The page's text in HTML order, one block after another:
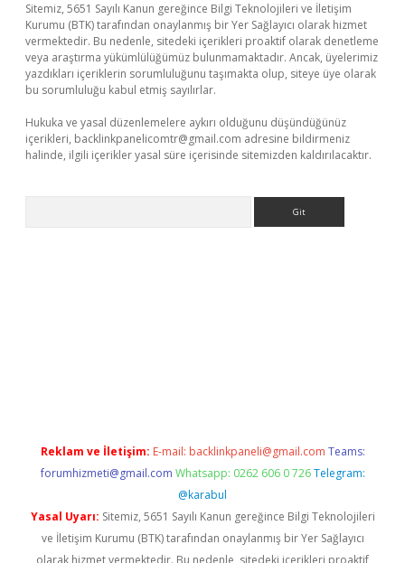
Sitemiz, 5651 Sayılı Kanun gereğince Bilgi Teknolojileri ve İletişim
Kurumu (BTK) tarafından onaylanmış bir Yer Sağlayıcı olarak hizmet
vermektedir. Bu nedenle, sitedeki içerikleri proaktif olarak denetleme
veya araştırma yükümlülüğümüz bulunmamaktadır. Ancak, üyelerimiz
yazdıkları içeriklerin sorumluluğunu taşımakta olup, siteye üye olarak
bu sorumluluğu kabul etmiş sayılırlar.
Hukuka ve yasal düzenlemelere aykırı olduğunu düşündüğünüz
içerikleri, backlinkpanelicomtr@gmail.com adresine bildirmeniz
halinde, ilgili içerikler yasal süre içerisinde sitemizden kaldırılacaktır.
Reklam ve İletişim: E-mail: backlinkpaneli@gmail.com Teams:
forumhizmeti@gmail.com Whatsapp: 0262 606 0 726 Telegram:
@karabul
Yasal Uyarı: Sitemiz, 5651 Sayılı Kanun gereğince Bilgi Teknolojileri
ve İletişim Kurumu (BTK) tarafından onaylanmış bir Yer Sağlayıcı
olarak hizmet vermektedir. Bu nedenle, sitedeki içerikleri proaktif